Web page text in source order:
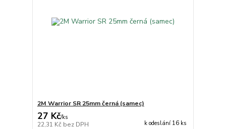
2M Warrior SR 25mm černá (samec)
27 Kč/ks
22,31 Kč bez DPH k odeslání 16 ks